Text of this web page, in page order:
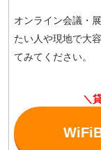
オンライン会議・
たい人や現地で大
てみてください。
＼